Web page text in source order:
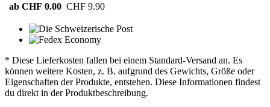
ab CHF 0.00 CHF 9.90
* Diese Lieferkosten fallen bei einem Standard-Versand an. Es
können weitere Kosten, z. B. aufgrund des Gewichts, Größe oder
Eigenschaften der Produkte, entstehen. Diese Informationen findest
du direkt in der Produktbeschreibung.